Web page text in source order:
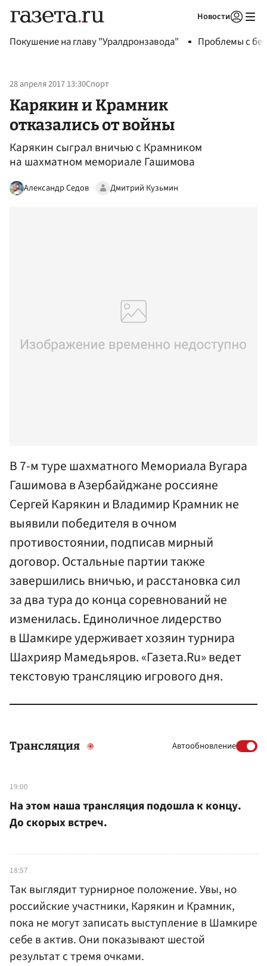
Новости
Покушение на главу "Уралдронзавода" Проблемы с
28 апреля 2017 13:30Спорт
Карякин и Крамник
отказались от войны
Карякин сыграл вничью с Крамником
на шахматном мемориале Гашимова
Александр Седов Дмитрий Кузьмин
В 7-м туре шахматного Мемориала Вугара
Гашимова в Азербайджане россияне
Сергей Карякин и Владимир Крамник не
выявили победителя в очном
противостоянии, подписав мирный
договор. Остальные партии также
завершились вничью, и расстановка сил
за два тура до конца соревнований не
изменилась. Единоличное лидерство
в Шамкире удерживает хозяин турнира
Шахрияр Мамедьяров. «Газета.Ru» ведет
текстовую трансляцию игрового дня.
Трансляция Автообновление
19:00
На этом наша трансляция подошла к концу.
До скорых встреч.
18:57
Так выглядит турнирное положение. Увы, но
российские участники, Карякин и Крамник,
пока не могут записать выступление в Шамкире
себе в актив. Они показывают шестой
результат с тремя очками.